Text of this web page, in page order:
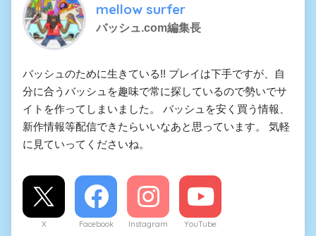
mellow surfer
バッシュ.com編集長
バッシュのために生きている!! プレイは下手ですが、自
分に合うバッシュを趣味で常に探しているので勢いでサ
イトを作ってしまいました。 バッシュを安く買う情報、
新作情報等配信できたらいいなあと思っています。 気軽
に見ていってくださいね。
X Facebook Instagram YouTube